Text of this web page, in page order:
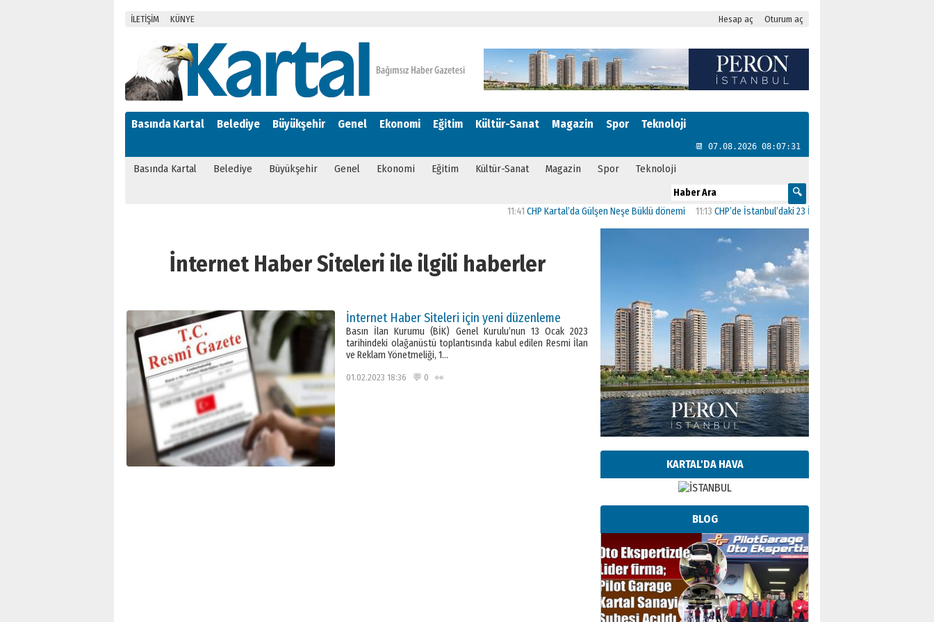
İLETİŞİM KÜNYE Hesap aç Oturum aç
Basında Kartal Belediye Büyükşehir Genel Ekonomi Eğitim Kültür-Sanat Magazin Spor Teknoloji
📆 07.08.2026 08:07:32
Basında Kartal Belediye Büyükşehir Genel Ekonomi Eğitim Kültür-Sanat Magazin Spor Teknoloji
CHP Kartal’da Gülşen Neşe Büklü dönemi 11:13CHP’de İstanbul’daki 23 İlçenin Başkanları Belli Oldu
İnternet Haber Siteleri ile ilgili haberler
İnternet Haber Siteleri için yeni düzenleme
Basın İlan Kurumu (BİK) Genel Kurulu’nun 13 Ocak 2023
tarihindeki olağanüstü toplantısında kabul edilen Resmi İlan
ve Reklam Yönetmeliği, 1…
01.02.2023 18:36 💬 0 👀
KARTAL'DA HAVA
BLOG